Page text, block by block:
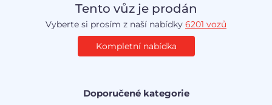
Tento vůz je prodán
Vyberte si prosím z naší nabídky 6201 vozů
Kompletní nabídka
Doporučené kategorie